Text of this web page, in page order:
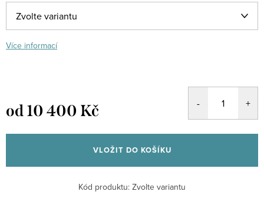
Více informací
od10 400 Kč
cena:
VLOŽIT DO KOŠÍKU
Kód produktu: Zvolte variantu